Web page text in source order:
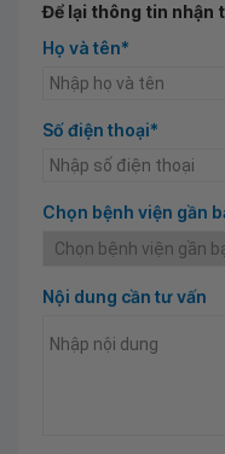
Để lại thông tin nhận
Họ và tên*
Số điện thoại*
Chọn bệnh viện gần
Nội dung cần tư vấn